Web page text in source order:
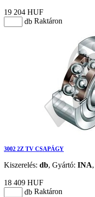
19 204 HUF
db Raktáron
3002 2Z TV CSAPÁGY
Kiszerelés: db, Gyártó: INA,
18 409 HUF
db Raktáron